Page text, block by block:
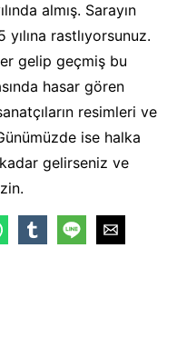
almış. Sarayın
yılına rastlıyorsunuz.
gelip geçmiş bu
hasar gören
resimleri ve
ise halka
gelirseniz ve